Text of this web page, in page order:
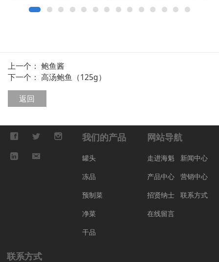
上一个： 鲍鱼酱
下一个： 高汤鲍鱼（125g）
返回
我们的产品
罐头
冻品
预制菜
净菜
干品
网站导航
走进海魁
新闻中心
产品中心
营销中心
招贤纳士
联系方式
在线留言
联系方式